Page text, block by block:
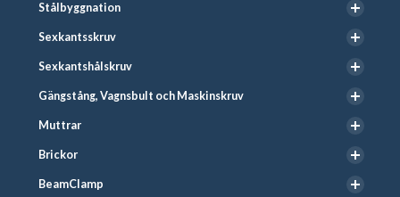
Stålbyggnation
Sexkantsskruv
Sexkantshålskruv
Gängstång, Vagnsbult och Maskinskruv
Muttrar
Brickor
BeamClamp